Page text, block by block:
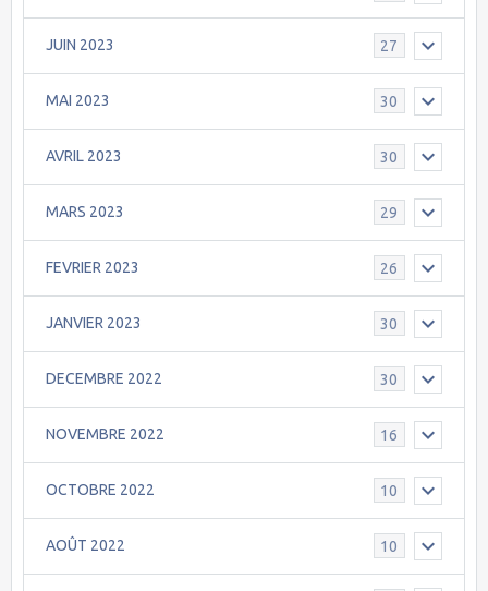
JUIN 2023 27
MAI 2023 30
AVRIL 2023 30
MARS 2023 29
FEVRIER 2023 26
JANVIER 2023 30
DECEMBRE 2022 30
NOVEMBRE 2022 16
OCTOBRE 2022 10
AOÛT 2022 10